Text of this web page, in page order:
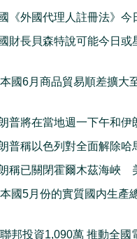
《外國代理人註冊法》今
財長貝森特說可能今日或
本國6月商品貿易順差擴大
普將在當地週一下午和伊
普稱以色列對全面解除哈
稱已關閉霍爾木茲海峽
本國5月份的實質國内生產
聯邦投資1,090萬 推動全國